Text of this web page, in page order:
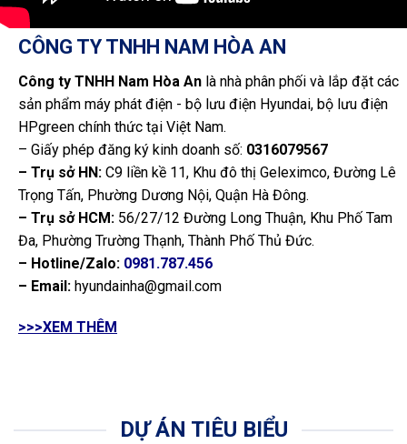
CÔNG TY TNHH NAM HÒA AN
Công ty TNHH Nam Hòa An là nhà phân phối và lắp đặt các
sản phẩm máy phát điện - bộ lưu điện Hyundai, bộ lưu điện
HPgreen chính thức tại Việt Nam.
– Giấy phép đăng ký kinh doanh số: 0316079567
– Trụ sở HN: C9 liền kề 11, Khu đô thị Geleximco, Đường Lê
Trọng Tấn, Phường Dương Nội, Quận Hà Đông.
– Trụ sở HCM: 56/27/12 Đường Long Thuận, Khu Phố Tam
Đa, Phường Trường Thạnh, Thành Phố Thủ Đức.
– Hotline/Zalo: 0981.787.456
– Email: hyundainha@gmail.com
>>>XEM THÊM
DỰ ÁN TIÊU BIỂU